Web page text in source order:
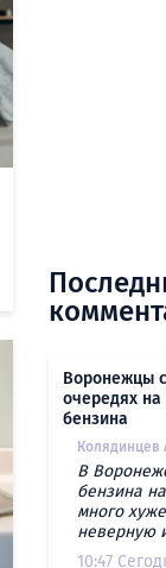
Воронежцы
очередях на
бензина
Колядинцев
В
бензина
много
неверную
10:47